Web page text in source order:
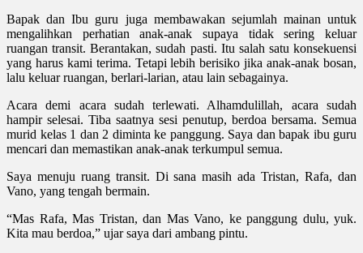
Bapak dan Ibu guru juga membawakan sejumlah mainan untuk
mengalihkan perhatian anak-anak supaya tidak sering keluar
ruangan transit. Berantakan, sudah pasti. Itu salah satu konsekuensi
yang harus kami terima. Tetapi lebih berisiko jika anak-anak bosan,
lalu keluar ruangan, berlari-larian, atau lain sebagainya.
Acara demi acara sudah terlewati. Alhamdulillah, acara sudah
hampir selesai. Tiba saatnya sesi penutup, berdoa bersama. Semua
murid kelas 1 dan 2 diminta ke panggung. Saya dan bapak ibu guru
mencari dan memastikan anak-anak terkumpul semua.
Saya menuju ruang transit. Di sana masih ada Tristan, Rafa, dan
Vano, yang tengah bermain.
“Mas Rafa, Mas Tristan, dan Mas Vano, ke panggung dulu, yuk.
Kita mau berdoa,” ujar saya dari ambang pintu.